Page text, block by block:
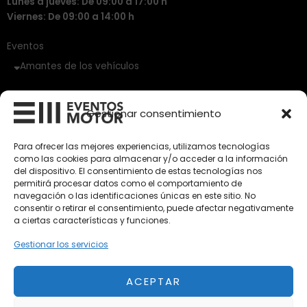
Gestionar consentimiento
Para ofrecer las mejores experiencias, utilizamos tecnologías
como las cookies para almacenar y/o acceder a la información
del dispositivo. El consentimiento de estas tecnologías nos
permitirá procesar datos como el comportamiento de
navegación o las identificaciones únicas en este sitio. No
consentir o retirar el consentimiento, puede afectar negativamente
a ciertas características y funciones.
Gestionar los servicios
ACEPTAR
Viernes: De 09:00 a 14:00 h
Eventos
Amantes de los vehículos
Vehículos Clásicos
Vehículos Nuevos
Vehículos de Ocasión
Próximos
Eclipse by SELECTO
Del 12/08/2026 al 12/08/2026
Exclusive Top Cars 2026